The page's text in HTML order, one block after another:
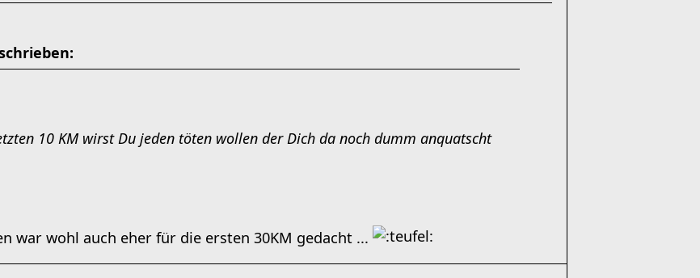
10 KM wirst Du jeden töten wollen der Dich da noch dumm anquatscht
war wohl auch eher für die ersten 30KM gedacht ...